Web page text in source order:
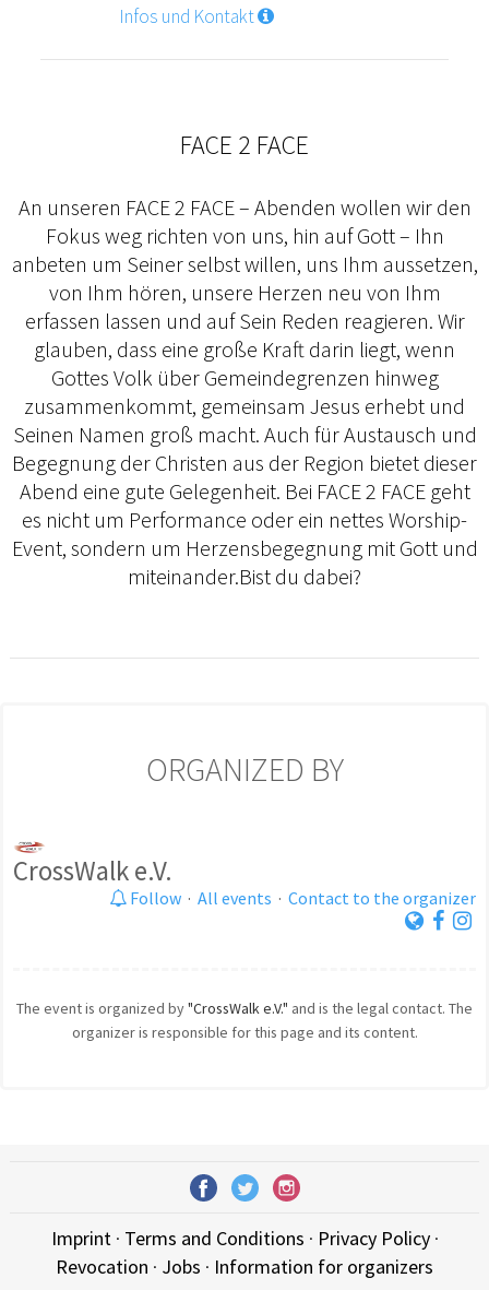
Infos und Kontakt
FACE 2 FACE
An unseren FACE 2 FACE – Abenden wollen wir den
Fokus weg richten von uns, hin auf Gott – Ihn
anbeten um Seiner selbst willen, uns Ihm aussetzen,
von Ihm hören, unsere Herzen neu von Ihm
erfassen lassen und auf Sein Reden reagieren. Wir
glauben, dass eine große Kraft darin liegt, wenn
Gottes Volk über Gemeindegrenzen hinweg
zusammenkommt, gemeinsam Jesus erhebt und
Seinen Namen groß macht. Auch für Austausch und
Begegnung der Christen aus der Region bietet dieser
Abend eine gute Gelegenheit. Bei FACE 2 FACE geht
es nicht um Performance oder ein nettes Worship-
Event, sondern um Herzensbegegnung mit Gott und
miteinander.Bist du dabei?
ORGANIZED BY
CrossWalk e.V.
Follow · All events · Contact to the organizer
The event is organized by"CrossWalk e.V." and is the legal contact. The
organizer is responsible for this page and its content.
Imprint· Terms and Conditions · Privacy Policy·
Revocation · Jobs · Information for organizers